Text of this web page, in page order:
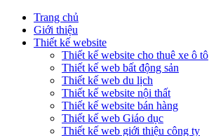
Trang chủ
Giới thiệu
Thiết kế website
Thiết kế website cho thuê xe ô tô
Thiết kế web bất động sản
Thiết kế web du lịch
Thiết kế website nội thất
Thiết kế website bán hàng
Thiết kế web Giáo dục
Thiết kế web giới thiệu công ty